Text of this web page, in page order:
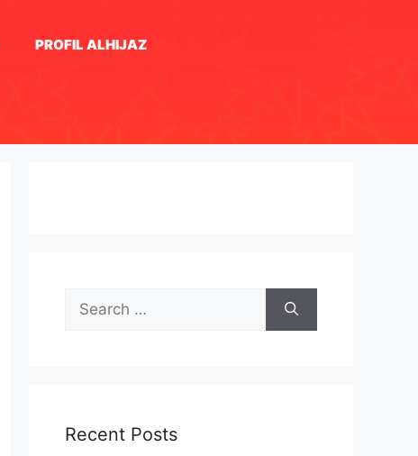
PROFIL ALHIJAZ
Search
for:
Recent Posts